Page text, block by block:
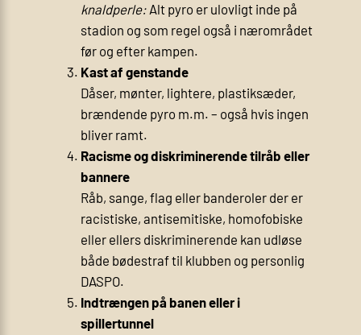
knaldperle:Alt pyro er ulovligt inde på
stadion og som regel også i nærområdet
før og efter kampen.
Kast af genstande
Dåser, mønter, lightere, plastiksæder,
brændende pyro m.m. – også hvis ingen
bliver ramt.
Racisme og diskriminerende tilråb eller
bannere
Råb, sange, flag eller banderoler der er
racistiske, antisemitiske, homofobiske
eller ellers diskriminerende kan udløse
både bødestraf til klubben og personlig
DASPO.
Indtrængen på banen eller i
spillertunnel